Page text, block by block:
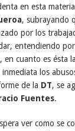
en esta
, subrayando
por los
entendiendo
, en cuanto es ésta
los
de la DT, se
Fuentes.
ver como se